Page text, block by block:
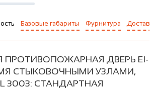
Базовые габариты Фурнитура Доставка
ПРОТИВОПОЖАРНАЯ ДВЕРЬ EI-
СТЫКОВОЧНЫМИ УЗЛАМИ,
3003: СТАНДАРТНАЯ